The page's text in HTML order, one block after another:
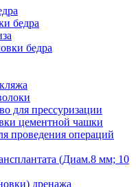
бедра
бедра
прессуризации
цементной чашки
проведения операций
(Диам.8 мм; 10
дренажа